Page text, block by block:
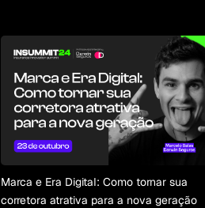
Marca e Era Digital: Como tornar sua
corretora atrativa para a nova geração